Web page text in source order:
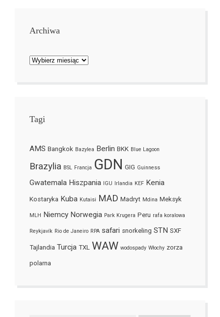
Archiwa
Archiwa
Tagi
AMS Bangkok Bazylea Berlin BKK Blue Lagoon
Brazylia BSL Francja GDN GIG Guinness
Gwatemala Hiszpania IGU Irlandia KEF Kenia
Kostaryka Kuba Kutaisi MAD Madryt Mdina Meksyk
MLH Niemcy Norwegia Park Krugera Peru rafa koralowa
Reykjavík Rio de Janeiro RPA safari snorkeling STN SXF
Tajlandia Turcja TXL WAW wodospady Włochy zorza
polarna